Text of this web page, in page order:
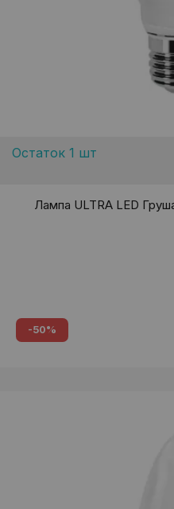
Остаток 1 шт
Лампа ULTRA LED
-50%